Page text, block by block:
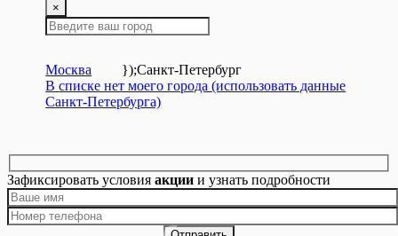
×
Москва });Санкт-Петербург
В списке нет моего города (использовать данные
Санкт-Петербурга)
Зафиксировать условия акции и узнать подробности